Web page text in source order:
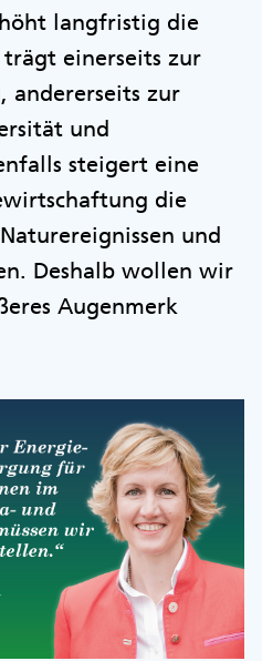
langfristig die
einerseits zur
andererseits zur
und
steigert eine
die
und
Deshalb wollen wir
Augenmerk